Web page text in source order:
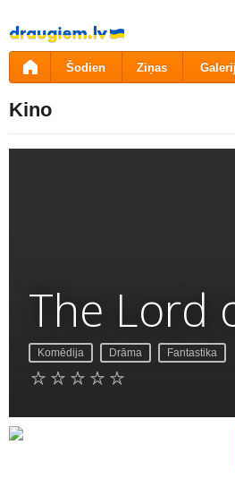
Pāriet
uz
saturu
Šodien Ziņas
Kino
The Lord
Komēdija Drāma Fantastika